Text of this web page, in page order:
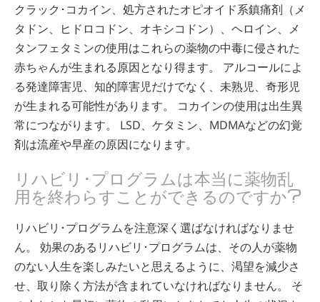
クラック･コカイン、処方されたオピオイド系鎮痛剤（メ
タドン、ヒドロコドン、オキシコドン）、ヘロイン、メ
タンフェタミンの使用はこれらの薬物の中毒に侵された
赤ちゃんが生まれる原因となり得ます。 アルコールによ
る発達障害児、知的障害児だけでなく、未熟児、奇形児
が生まれる可能性があります。 コカインの使用は出生異
常につながります。 LSD、ケタミン、MDMAなどの幻覚
剤は流産や早産の原因になります。
リハビリ･プログラムは本当に薬物乱
用を終わらすことができるのですか?
リハビリ･プログラムを注意深く選ばなければなりませ
ん。 効果のあるリハビリ･プログラムは、その人が薬物
のない人生を楽しみたいと思えるように、渇望を減少さ
せ、取り除く方法が含まれていなければなりません。 そ